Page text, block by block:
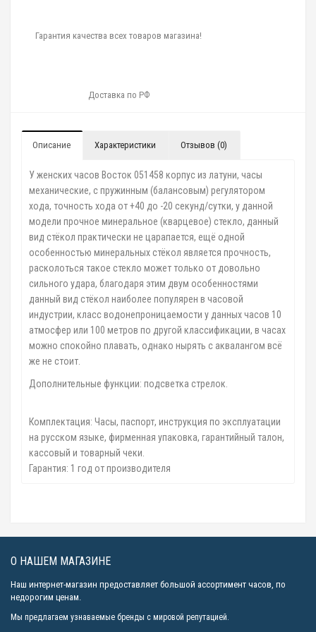
Гарантия качества всех товаров магазина!
Доставка по РФ
Описание Характеристики Отзывов (0)
У женских часов Восток 051458 корпус из латуни, часы
механические, с пружинным (балансовым) регулятором
хода, точность хода от +40 до -20 секунд/сутки, у данной
модели прочное минеральное (кварцевое) стекло, данный
вид стёкол практически не царапается, ещё одной
особенностью минеральных стёкол является прочность,
расколоться такое стекло может только от довольно
сильного удара, благодаря этим двум особенностями
данный вид стёкол наиболее популярен в часовой
индустрии, класс водонепроницаемости у данных часов 10
атмосфер или 100 метров по другой классификации, в часах
можно спокойно плавать, однако нырять с аквалангом всё
же не стоит.
Дополнительные функции: подсветка стрелок.
Комплектация: Часы, паспорт, инструкция по эксплуатации
на русском языке, фирменная упаковка, гарантийный талон,
кассовый и товарный чеки.
Гарантия: 1 год от производителя
О НАШЕМ МАГАЗИНЕ
Наш интернет-магазин предоставляет большой ассортимент часов, по
недорогим ценам.
Мы предлагаем узнаваемые бренды с мировой репутацией.